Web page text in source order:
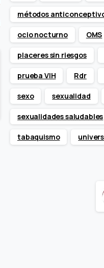
métodos
ocio nocturno OMS
placeres sin riesgos
prueba VIH Rdr
sexo sexualidad
sexualidades saludables
tabaquismo